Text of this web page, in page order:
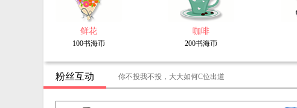
鲜花
100书海币
咖啡
200书海币
粉丝互动 你不投我不投，大大如何C位出道